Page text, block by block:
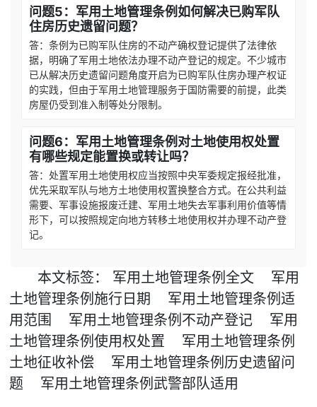
问题5：军用土地管理条例如何解决已购军队
住房历史遗留问题？
答：条例为已购军队住房的不动产确权登记提供了法律依
据，明确了军用土地依法办理不动产登记的规定。不少城市
已从解决历史遗留问题角度开启为已购军队住房办理产权证
的实践，但由于军用土地管理服务于国防需要的前提，此类
房屋仍受到准入制等处分限制。
问题6：军用土地管理条例对土地使用权处置
有哪些规定能置换或转让吗？
答：处置军用土地使用权应当按照中央军委规定报经批准，
优先采取军队与地方土地使用权置换整合方式。在公共利益
需要、军事设施报废迁建、军用土地失去军事利用价值等情
形下，可以按照规定向地方转移土地使用权并办理不动产登
记。
本文标签： 军用土地管理条例全文
军用
土地管理条例施行日期
军用土地管理条例适
用范围
军用土地管理条例不动产登记
军用
土地管理条例使用权处置
军用土地管理条例
土地征收补偿
军用土地管理条例历史遗留问
题
军用土地管理条例武警部队适用